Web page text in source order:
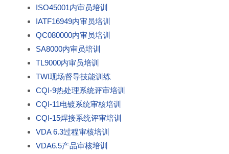
ISO45001内审员培训
IATF16949内审员培训
QC080000内审员培训
SA8000内审员培训
TL9000内审员培训
TWI现场督导技能训练
CQI-9热处理系统评审培训
CQI-11电镀系统审核培训
CQI-15焊接系统评审培训
VDA 6.3过程审核培训
VDA6.5产品审核培训